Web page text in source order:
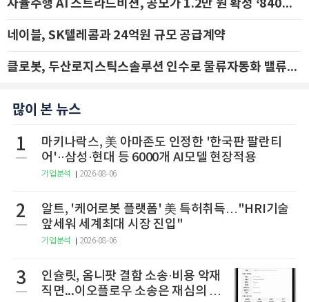
자율주행 AI 스트라드비젼, 공모가 1.2만 원 확정 ‘840억 수혈’
네이블, SK텔레콤과 24억원 규모 공급계약
클로봇, 두산로지스틱스솔루션 인수로 물류자동화 밸류체인 확장 추진 - IBK투자증권
많이 본 뉴스
1
마키나락스, 美 아마존도 인정한 '한국판 팔란티
어'··삼성·현대 등 6000개 AI모델 현장적용
기업분석 2026-08-06
2
알트, '케어로봇 플랫폼' 美 특허취득…"HRI기술
앞세워 세계최대 시장 진입"
기업분석 2026-08-06
3
인슐릿, 옴니팟 결함 소송·비용 악재
직면...이오플로우 소송은 재심의 청